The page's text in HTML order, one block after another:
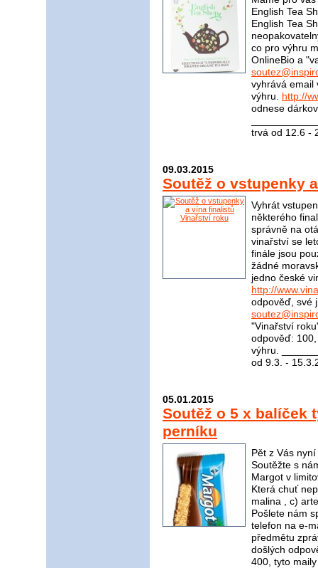
English Tea
English Tea
co pro výhru
OnlineBio a
vyhrává email
výhru. http://
odnese
trvá od 12.6 -
09.03.2015
Soutěž o vstupenky
Vyhrát
některého
správně na
vinařství se
finále jsou
žádné
jedno české
http://
odpověď, své
"Vinařství
odpověď:
výhru.
od 9.3. -
05.01.2015
Soutěž o 5 x balíček
perníku
Pět z Vás
Soutěžte s
Margot v
Která chuť
malina , c)
Pošlete nám
telefon na e-
předmětu
došlých
400, tyto